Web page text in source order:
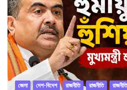
জেলা দেশ-বিদেশ রাজনীতি রাজনীতি রাজনীতি